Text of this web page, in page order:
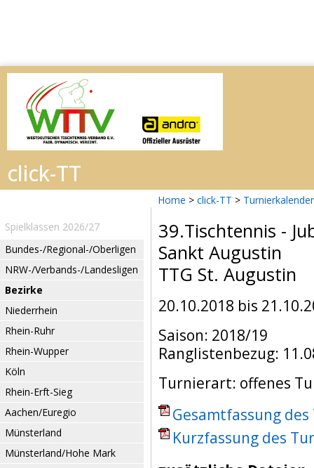
Home > click-TT > Turnierkalender
Spielklassen 2026/27
Bundes-/Regional-/Oberligen
NRW-/Verbands-/Landesligen
Bezirke
Niederrhein
Rhein-Ruhr
Rhein-Wupper
Köln
Rhein-Erft-Sieg
Aachen/Euregio
Münsterland
Münsterland/Hohe Mark
39.Tischtennis -
Sankt Augustin
TTG St. Augustin
20.10.2018 bis
Saison: 2018/19
Ranglistenbezug:
Turnierart: offenes
Gesamtfassung
Kurzfassung des